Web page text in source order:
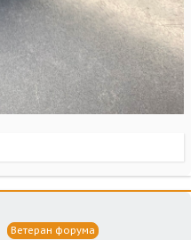
Ветеран форума